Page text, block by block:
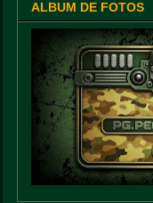
ALBUM DE FOTOS